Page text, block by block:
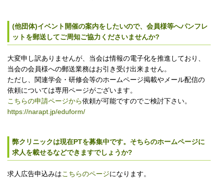
(他団体)イベント開催の案内をしたいので、会員様等へパンフレ
ットを郵送してご周知ご協力くださいませんか?
大変申し訳ありませんが、当会は情報の電子化を推進しており、
当会の会員様への郵送業務はお引き受け出来ません。
ただし、関連学会・研修会等のホームページ掲載やメール配信の
依頼については専用ページがございます。
こちらの申請ページから依頼が可能ですのでご検討下さい。
https://narapt.jp/eduform/
弊クリニックは現在PTを募集中です。そちらのホームページに
求人を載せるなどできますでしょうか?
求人広告申込みはこちらのページになります。